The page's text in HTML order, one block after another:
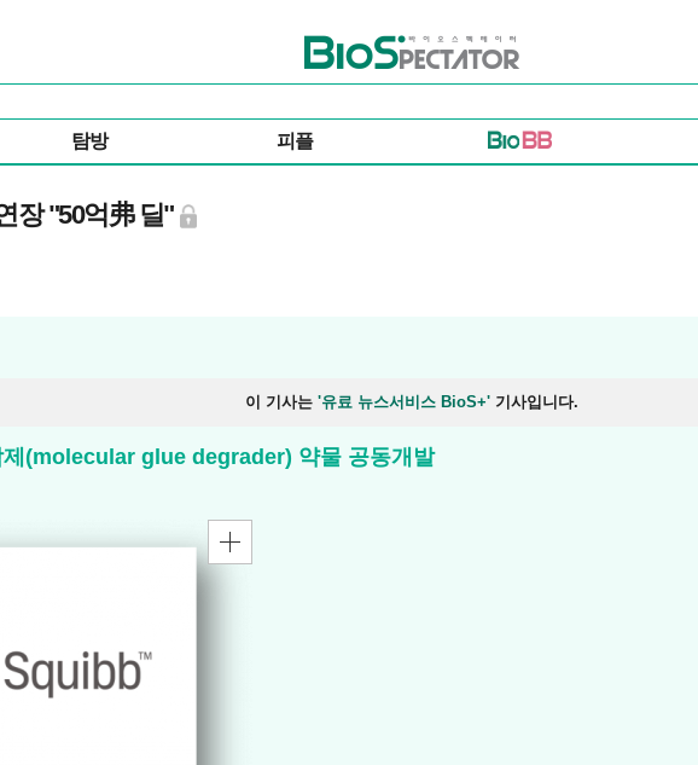
바이오스펙테이터
탐방 피플
장 "50억弗 딜"
이 기사는 '유료 뉴스서비스 BioS+' 기사입니다.
(molecular glue degrader) 약물 공동개발